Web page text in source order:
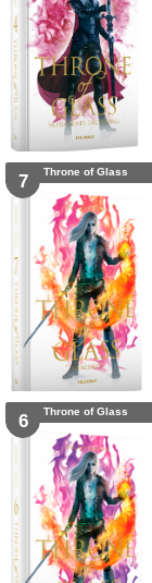
7 Throne of Glass
6 Throne of Glass